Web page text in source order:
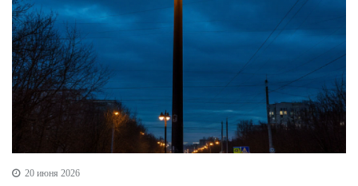
20 июня 2026